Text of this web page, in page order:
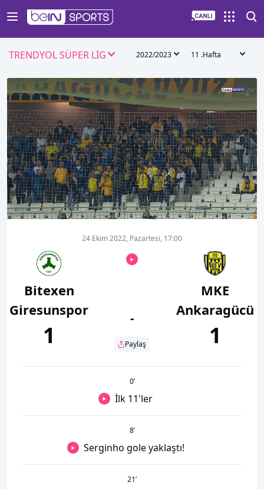
TRENDYOL SÜPER LİG 2022/2023 11 .Hafta
00:20 06:51
Bitexen
Giresunspor
1
24 Ekim 2022, Pazartesi, 17:00
-
Paylaş
MKE
Ankaragücü
1
0’
İlk 11'ler
8’
Serginho gole yaklaştı!
21’